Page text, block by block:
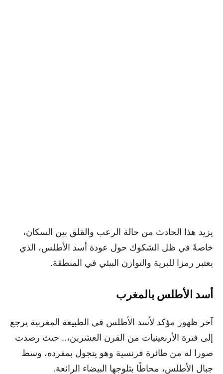
يزيد هذا الحادث من حالة الرعب والقلق بين السكان،
خاصةً في ظل الشكوك حول عودة أسد الأطلس، الذي
يعتبر رمزا للبرية والتوازن البيئي في المنطقة.
أسد الأطلس بالمغرب
آخر ظهور مؤكد لأسد الأطلس في الطبيعة المغربية يرجع
إلى فترة الأربعينيات من القرن العشرين،.. حيث رصدت
صورا له من طائرة فرنسية وهو يتجول بمفرده، وسط
جبال الأطلس، محاطًا بثلوجها البيضاء الرائعة.